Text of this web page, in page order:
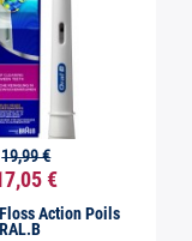
rapide
€
19,99 €
Action Poils